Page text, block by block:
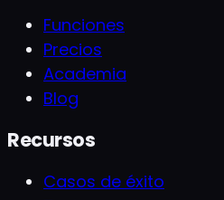
Funciones
Precios
Academia
Blog
Recursos
Casos de éxito